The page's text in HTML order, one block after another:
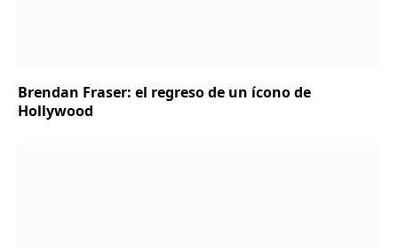
Brendan Fraser: el regreso de un ícono de
Hollywood